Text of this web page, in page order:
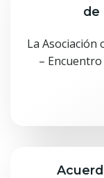
de
La
–